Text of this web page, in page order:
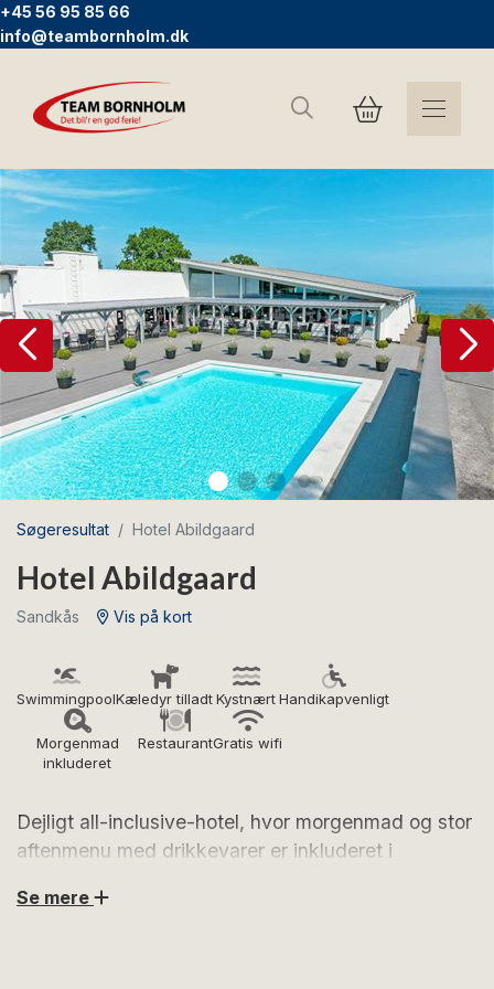
+45 56 95 85 66
info@teambornholm.dk
Søg
Søgeresultat Hotel Abildgaard
Hotel Abildgaard
Sandkås Vis på kort
SwimmingpoolKæledyr tilladtKystnærtHandikapvenligt
Morgenmad
inkluderet
RestaurantGratis wifi
Dejligt all-inclusive-hotel, hvor morgenmad og stor
aftenmenu med drikkevarer er inkluderet i
beliggenhed i Sandkås. Værelser for op til 6
Se mere